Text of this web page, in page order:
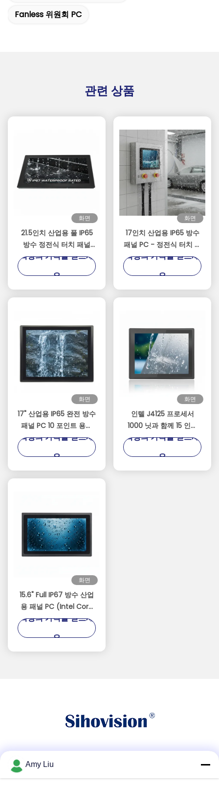
Fanless 위원회 PC
관련 상품
화면
21.5인치 산업용 풀 IP65
방수 정전식 터치 패널
PC, Intel J1900 쿼드 코
최상의 가격을 얻으세
요
화면
17인치 산업용 IP65 방수
패널 PC - 정전식 터치 스
크린 - 인텔 셀러론 J1900
최상의 가격을 얻으세
요
화면
17" 산업용 IP65 완전 방수
패널 PC 10 포인트 용량
터치
최상의 가격을 얻으세
요
화면
인텔 J4125 프로세서
1000 닛과 함께 15 인치
산업용 IP67 완전 방수 터
최상의 가격을 얻으세
요
화면
15.6" Full IP67 방수 산업
용 패널 PC (Intel Core
i5-8257U 포함) | 10점 정
최상의 가격을 얻으세
요
Amy Liu